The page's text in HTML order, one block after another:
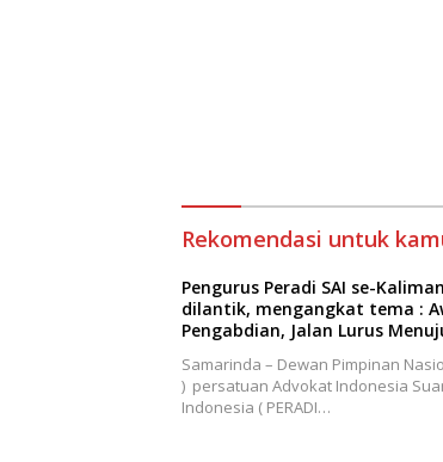
Rekomendasi untuk
Pengurus Peradi SAI se-
dilantik, mengangkat tema :
Pengabdian, Jalan Lurus
Samarinda – Dewan Pimpinan
) persatuan Advokat Indonesia
Indonesia ( PERADI…